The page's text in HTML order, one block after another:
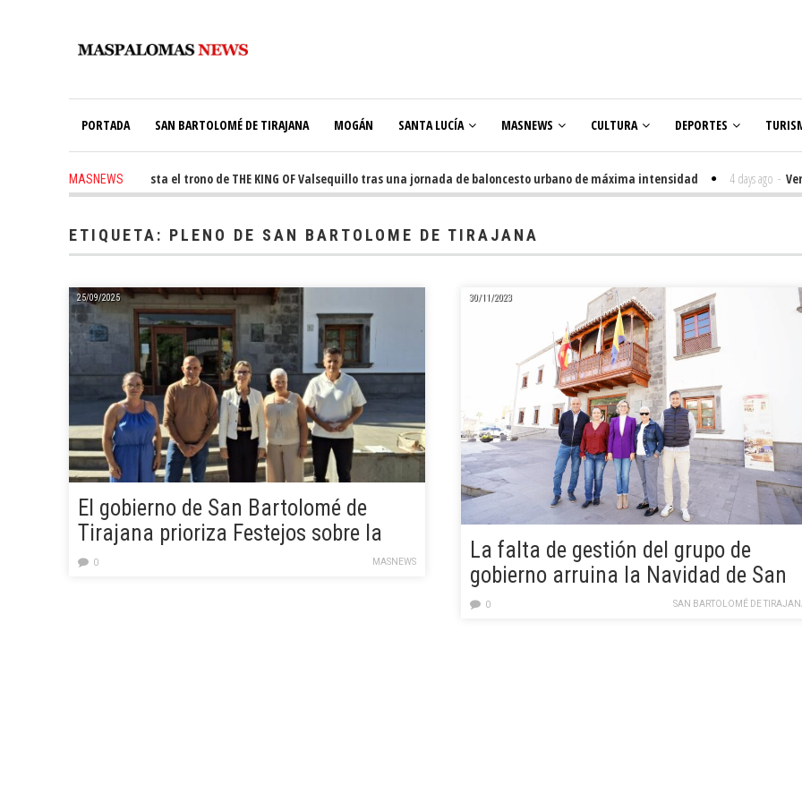
PORTADA SAN BARTOLOMÉ DE TIRAJANA MOGÁN SANTA LUCÍA MASNEWS CULTURA DEPORTES
MASNEWS
Ale Martín conquista el trono de THE KING OF Valsequillo tras una jornada de baloncesto urbano de máxima intensidad 4 days ago -
ETIQUETA: PLENO DE SAN BARTOLOME DE TIRAJANA
25/09/2025
El gobierno de San Bartolomé de
Tirajana prioriza Festejos sobre la
vivienda
MASNEWS
0
30/11/2023
La falta de gestión del grupo de
gobierno arruina la Navidad de San
Bartolomé de Tirajana y pone en
SAN BARTOLOMÉ DE
0